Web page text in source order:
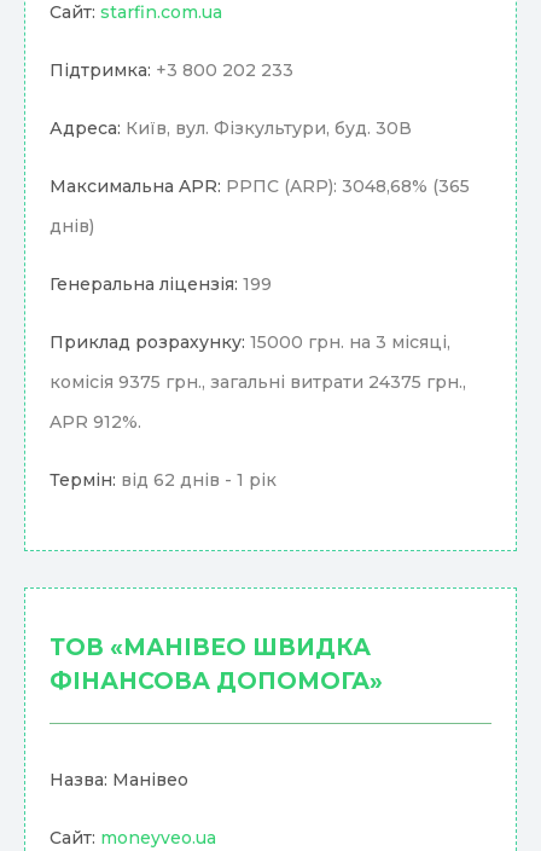
Сайт: starfin.com.ua
Підтримка: +3 800 202 233
Адреса: Київ, вул. Фізкультури, буд. 30В
Максимальна APR: РРПС (ARP): 3048,68% (365
днів)
Генеральна ліцензія: 199
Приклад розрахунку: 15000 грн. на 3 місяці,
комісія 9375 грн., загальні витрати 24375 грн.,
APR 912%.
Термін: від 62 днів - 1 рік
ТОВ «МАНІВЕО ШВИДКА
ФІНАНСОВА ДОПОМОГА»
Назва: Манівео
Сайт: moneyveo.ua